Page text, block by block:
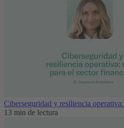
Ciberseguridad y resiliencia
13 min de lectura